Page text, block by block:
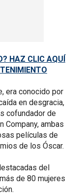
HAZ CLIC AQUÍ
era conocido por
en desgracia,
cofundador de
Company, ambas
películas de
de los Óscar.
del
de 80 mujeres